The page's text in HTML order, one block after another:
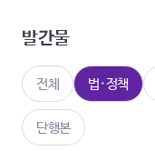
발간물
전체 법·정책
단행본